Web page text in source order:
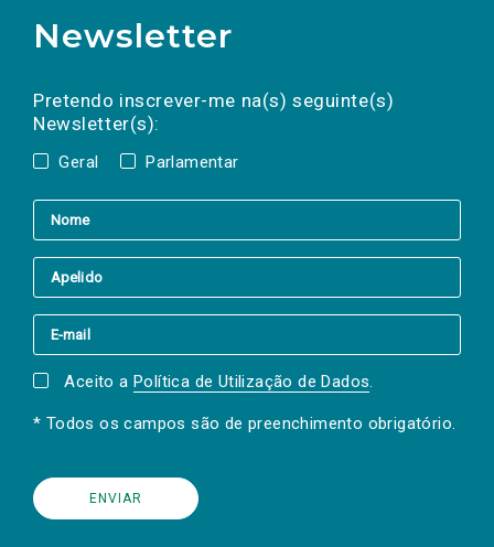
Newsletter
Pretendo inscrever-me na(s) seguinte(s)
Newsletter(s):
Geral Parlamentar
a(s) newsletter(s).
mail
Aceito a Política de Utilização de Dados.
* Todos os campos são de preenchimento obrigatório.